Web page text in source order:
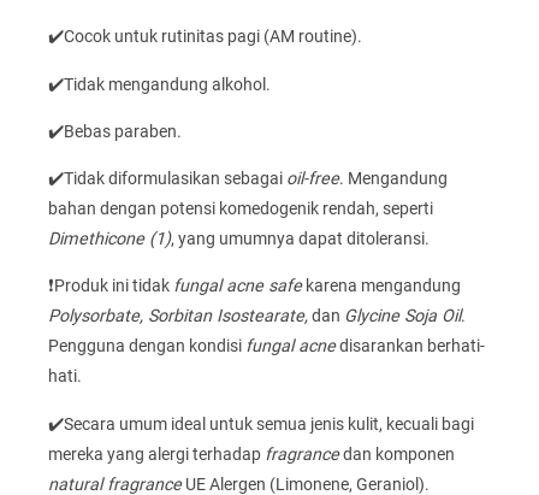
✔️Cocok untuk rutinitas pagi (AM routine).
✔️Tidak mengandung alkohol.
✔️Bebas paraben.
✔️Tidak diformulasikan sebagai oil-free. Mengandung
bahan dengan potensi komedogenik rendah, seperti
Dimethicone (1), yang umumnya dapat ditoleransi.
❗Produk ini tidak fungal acne safekarena mengandung
Polysorbate, Sorbitan Isostearate,dan Glycine Soja Oil.
Pengguna dengan kondisi fungal acnedisarankan berhati-
hati.
✔️Secara umum ideal untuk semua jenis kulit, kecuali bagi
mereka yang alergi terhadap fragrancedan komponen
natural fragranceUE Alergen (Limonene, Geraniol).